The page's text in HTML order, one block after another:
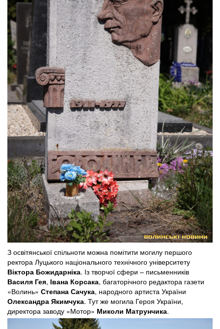
З освітянської спільноти можна помітити могилу першого
ректора Луцького національного технічного університету
Віктора Божидарніка. Із творчої сфери – письменників
Василя Гея, Івана Корсака, багаторічного редактора газети
«Волинь» Степана Сачука, народного артиста України
Олександра Якимчука. Тут же могила Героя України,
директора заводу «Мотор» Миколи Матрунчика.